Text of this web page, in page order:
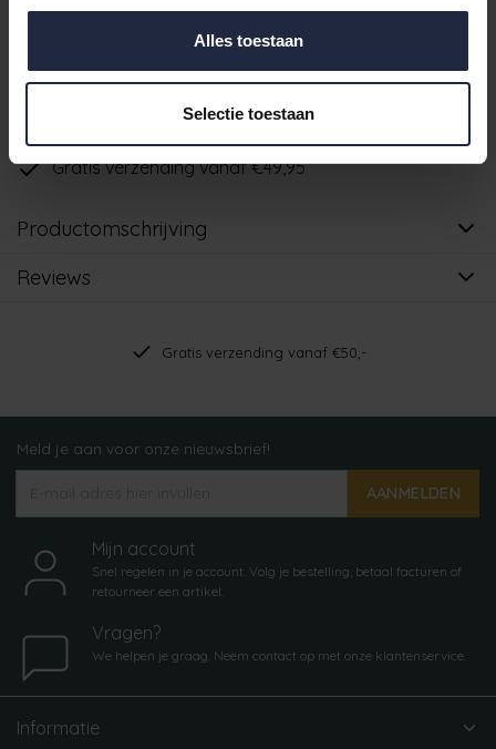
Alles toestaan
Selectie toestaan
IN DE WINKELWAGEN
Ruim aanbod badtextiel
Gratis verzending vanaf €49,95
Productomschrijving
Reviews
Gratis verzending vanaf €50,-
Meld je aan voor onze nieuwsbrief!
AANMELDEN
Mijn account
Snel regelen in je account. Volg je bestelling, betaal facturen of
retourneer een artikel.
Vragen?
We helpen je graag. Neem contact op met onze klantenservice.
Informatie